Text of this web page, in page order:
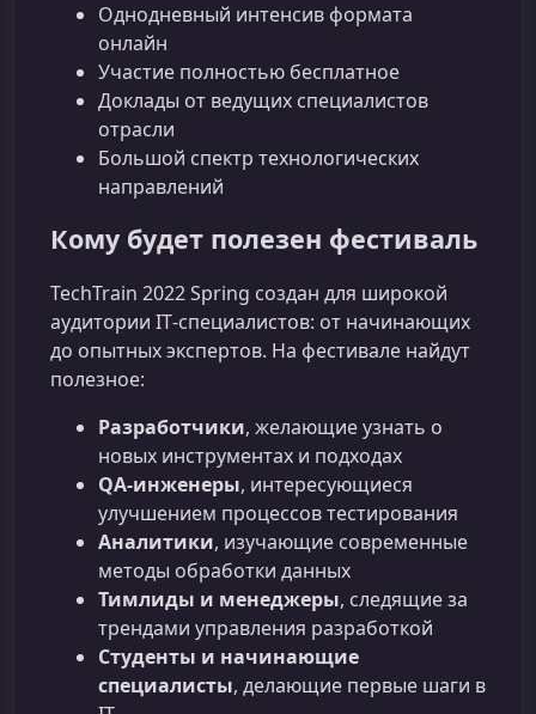
Однодневный интенсив формата
онлайн
Участие полностью бесплатное
Доклады от ведущих специалистов
отрасли
Большой спектр технологических
направлений
Кому будет полезен фестиваль
TechTrain 2022 Spring создан для широкой
аудитории IT‑специалистов: от начинающих
до опытных экспертов. На фестивале найдут
полезное:
Разработчики, желающие узнать о
новых инструментах и подходах
QA‑инженеры, интересующиеся
улучшением процессов тестирования
Аналитики, изучающие современные
методы обработки данных
Тимлиды и менеджеры, следящие за
трендами управления разработкой
Студенты и начинающие
специалисты, делающие первые шаги в